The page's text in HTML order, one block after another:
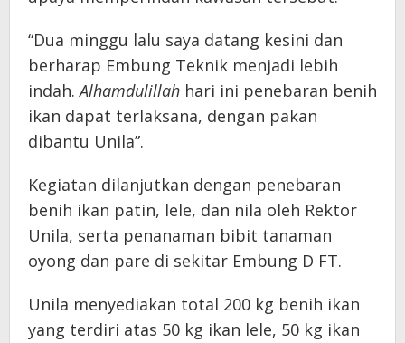
“Dua minggu lalu saya datang kesini dan
berharap Embung Teknik menjadi lebih
indah.Alhamdulillah hari ini penebaran benih
ikan dapat terlaksana, dengan pakan
dibantu Unila”.
Kegiatan dilanjutkan dengan penebaran
benih ikan patin, lele, dan nila oleh Rektor
Unila, serta penanaman bibit tanaman
oyong dan pare di sekitar Embung D FT.
Unila menyediakan total 200 kg benih ikan
yang terdiri atas 50 kg ikan lele, 50 kg ikan